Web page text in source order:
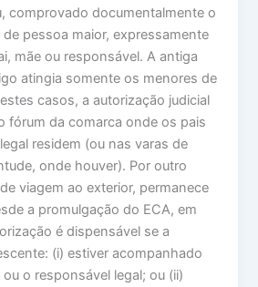
comprovado documentalmente o
pessoa maior, expressamente
mãe ou responsável. A antiga
atingia somente os menores de
casos, a autorização judicial
fórum da comarca onde os pais
residem (ou nas varas de
onde houver). Por outro
viagem ao exterior, permanece
a promulgação do ECA, em
é dispensável se a
(i) estiver acompanhado
o responsável legal; ou (ii)